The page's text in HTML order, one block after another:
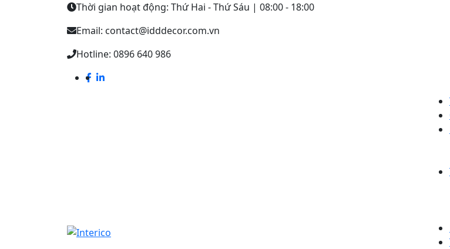
Thời gian hoạt động: Thứ Hai - Thứ Sáu | 08:00 - 18:00
Email: contact@idddecor.com.vn
Hotline: 0896 640 986